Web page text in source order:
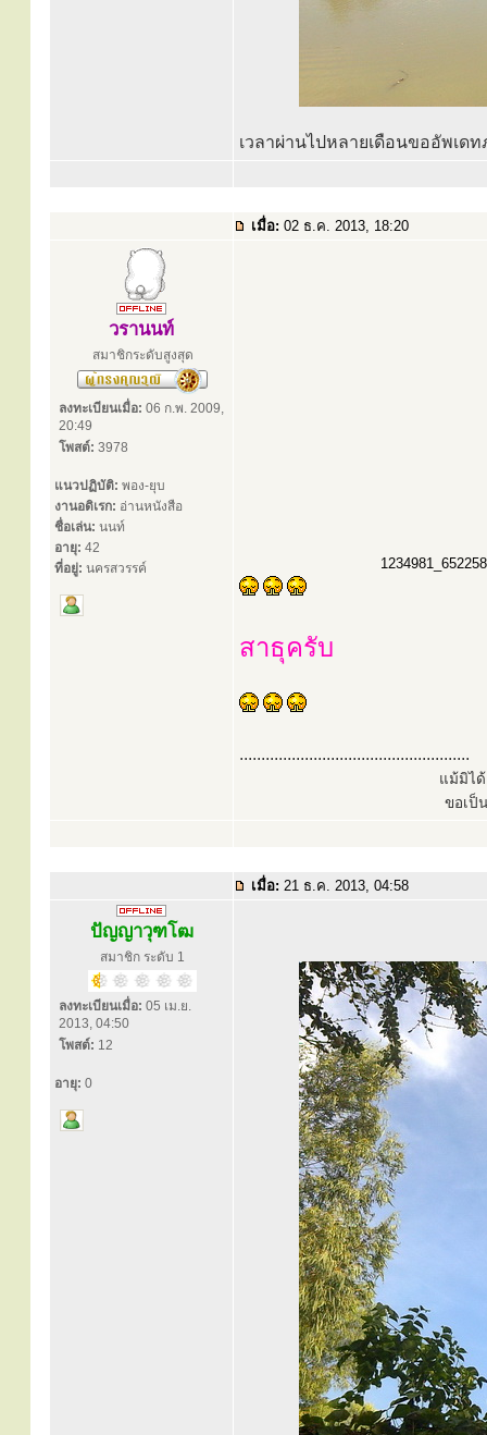
เวลาผ่านไปหลายเดือนขออัพเ
เมื่อ: 02 ธ.ค. 2013, 18:20
วรานนท์
สมาชิกระดับสูงสุด
ลงทะเบียนเมื่อ: 06 ก.พ. 2009,
20:49
โพสต์: 3978
แนวปฏิบัติ: พอง-ยุบ
งานอดิเรก: อ่านหนังสือ
ชื่อเล่น: นนท์
อายุ: 42
ที่อยู่: นครสวรรค์
สาธุครับ
.....................................................
แม้มิได้
ขอเป็
เมื่อ: 21 ธ.ค. 2013, 04:58
ปัญญาวุฑโฒ
สมาชิก ระดับ 1
ลงทะเบียนเมื่อ: 05 เม.ย.
2013, 04:50
โพสต์: 12
อายุ: 0